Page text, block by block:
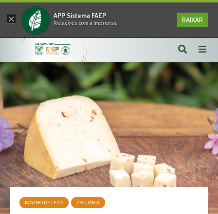
× APP Sistema FAEP
Relações com a Imprensa BAIXAR
BOVINO DE LEITE PECUÁRIA